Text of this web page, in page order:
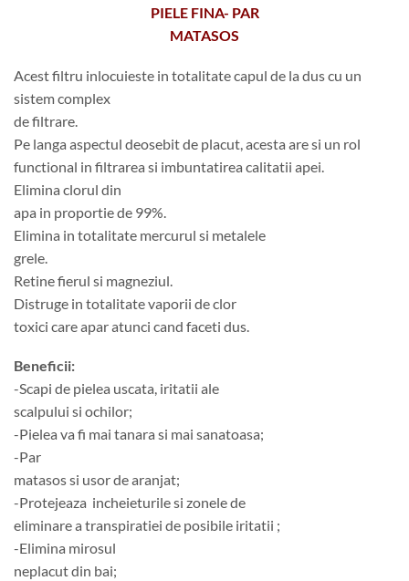
PIELE FINA- PAR
MATASOS
Acest filtru inlocuieste in totalitate capul de la dus cu un
sistem complex
de filtrare.
Pe langa aspectul deosebit de placut, acesta are si un rol
functional in filtrarea si imbuntatirea calitatii apei.
Elimina clorul din
apa in proportie de 99%.
Elimina in totalitate mercurul si metalele
grele.
Retine fierul si magneziul.
Distruge in totalitate vaporii de clor
toxici care apar atunci cand faceti dus.
Beneficii:
-Scapi de pielea uscata, iritatii ale
scalpului si ochilor;
-Pielea va fi mai tanara si mai sanatoasa;
-Par
matasos si usor de aranjat;
-Protejeaza incheieturile si zonele de
eliminare a transpiratiei de posibile iritatii ;
-Elimina mirosul
neplacut din bai;